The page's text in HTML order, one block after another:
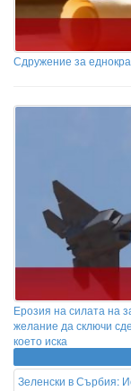
Сдружение за
Ерозия на силата на
желание да сключи
което иска
Зеленски в Сърбия: